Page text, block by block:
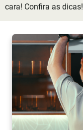
cara! Confira as dicas!